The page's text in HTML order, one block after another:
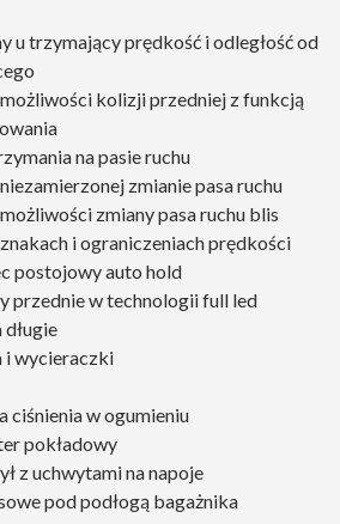
u trzymający prędkość i odległość od
kolizji przedniej z funkcją
na pasie ruchu
zmianie pasa ruchu
zmiany pasa ruchu blis
i ograniczeniach prędkości
postojowy auto hold
przednie w technologii full led
i wycieraczki
ciśnienia w ogumieniu
pokładowy
z uchwytami na napoje
pod podłogą bagażnika